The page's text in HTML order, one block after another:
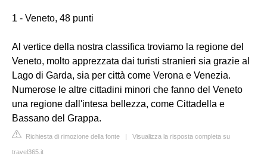
1 - Veneto, 48 punti
Al vertice della nostra classifica troviamo la regione del
Veneto, molto apprezzata dai turisti stranieri sia grazie al
Lago di Garda, sia per città come Verona e Venezia.
Numerose le altre cittadini minori che fanno del Veneto
una regione dall'intesa bellezza, come Cittadella e
Bassano del Grappa.
Richiesta di rimozione della fonte | Visualizza la risposta completa su
travel365.it